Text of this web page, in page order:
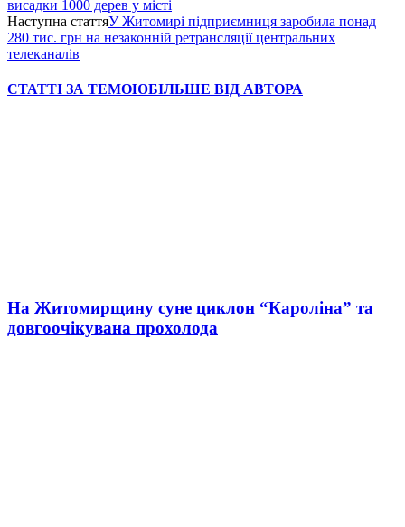
висадки 1000 дерев у місті
Наступна статтяУ Житомирі підприємниця заробила понад
280 тис. грн на незаконній ретрансляції центральних
телеканалів
СТАТТІ ЗА ТЕМОЮБІЛЬШЕ ВІД АВТОРА
На Житомирщину суне циклон “Кароліна” та
довгоочікувана прохолода